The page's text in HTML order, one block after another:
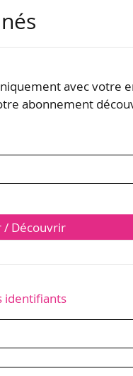
avec votre
abonnement
/ Découvrir
identifiants